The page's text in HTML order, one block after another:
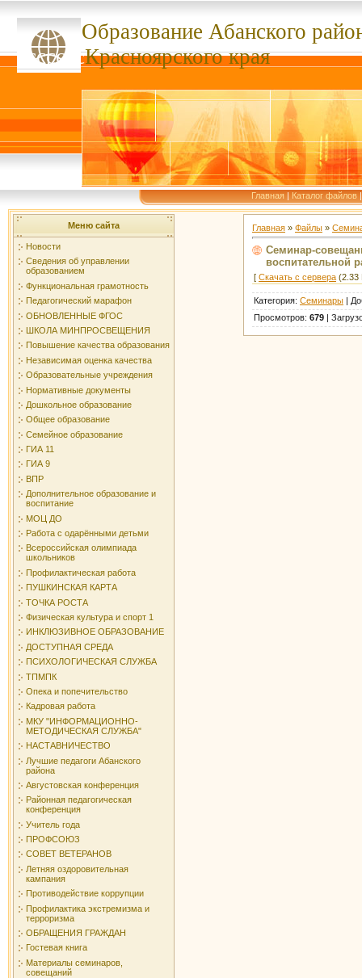
Образование Абанского
сссссссКрасноярского края
Главная | Каталог файлов
Меню сайта
Новости
Сведения об управлении
образованием
Функциональная грамотность
Педагогический марафон
ОБНОВЛЕННЫЕ ФГОС
ШКОЛА МИНПРОСВЕЩЕНИЯ
Повышение качества образования
Независимая оценка качества
Образовательные учреждения
Нормативные документы
Дошкольное образование
Общее образование
Семейное образование
ГИА 11
ГИА 9
ВПР
Дополнительное образование и
воспитание
МОЦ ДО
Работа с одарёнными детьми
Всероссийская олимпиада
школьников
Профилактическая работа
ПУШКИНСКАЯ КАРТА
ТОЧКА РОСТА
Физическая культура и спорт 1
ИНКЛЮЗИВНОЕ ОБРАЗОВАНИЕ
ДОСТУПНАЯ СРЕДА
ПСИХОЛОГИЧЕСКАЯ СЛУЖБА
ТПМПК
Опека и попечительство
Кадровая работа
МКУ "ИНФОРМАЦИОННО-
МЕТОДИЧЕСКАЯ СЛУЖБА"
НАСТАВНИЧЕСТВО
Лучшие педагоги Абанского
района
Августовская конференция
Районная педагогическая
конференция
Учитель года
ПРОФСОЮЗ
СОВЕТ ВЕТЕРАНОВ
Летняя оздоровительная
кампания
Противодействие коррупции
Профилактика экстремизма и
терроризма
ОБРАЩЕНИЯ ГРАЖДАН
Гостевая книга
Материалы семинаров,
совещаний
Главная » Файлы »
Семинар-
воспитательной
[ Скачать с сервера (2.33
Категория: Семинары |
Просмотров: 679 |